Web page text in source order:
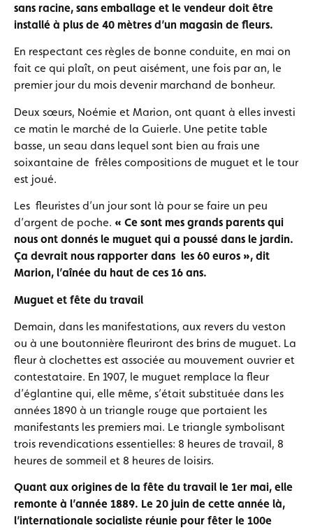
sans racine, sans emballage et le vendeur doit être
installé à plus de 40 mètres d’un magasin de fleurs.
En respectant ces règles de bonne conduite, en mai on
fait ce qui plaît, on peut aisément, une fois par an, le
premier jour du mois devenir marchand de bonheur.
Deux sœurs, Noémie et Marion, ont quant à elles investi
ce matin le marché de la Guierle. Une petite table
basse, un seau dans lequel sont bien au frais une
soixantaine de frêles compositions de muguet et le tour
est joué.
Les fleuristes d’un jour sont là pour se faire un peu
d’argent de poche. « Ce sont mes grands parents qui
nous ont donnés le muguet qui a poussé dans le jardin.
Ça devrait nous rapporter dans les 60 euros », dit
Marion, l’aînée du haut de ces 16 ans.
Muguet et fête du travail
Demain, dans les manifestations, aux revers du veston
ou à une boutonnière fleuriront des brins de muguet. La
fleur à clochettes est associée au mouvement ouvrier et
contestataire. En 1907, le muguet remplace la fleur
d’églantine qui, elle même, s’était substituée dans les
années 1890 à un triangle rouge que portaient les
manifestants les premiers mai. Le triangle symbolisant
trois revendications essentielles: 8 heures de travail, 8
heures de sommeil et 8 heures de loisirs.
Quant aux origines de la fête du travail le 1er mai, elle
remonte à l’année 1889. Le 20 juin de cette année là,
l’internationale socialiste réunie pour fêter le 100e